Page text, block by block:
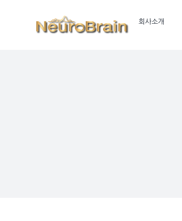
회사소개